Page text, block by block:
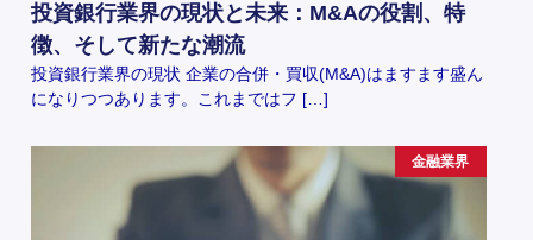
投資銀行業界の現状と未来：M&Aの役割、特
徴、そして新たな潮流
投資銀行業界の現状 企業の合併・買収(M&A)はますます盛ん
になりつつあります。これまではフ […]
金融業界